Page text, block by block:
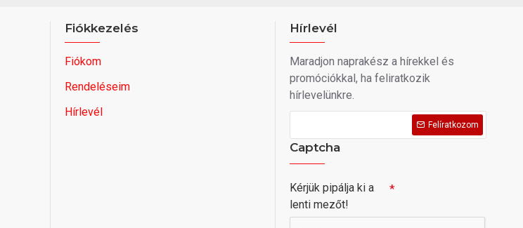
Fiókkezelés
Fiókom
Rendeléseim
Hírlevél
Hírlevél
Maradjon naprakész a hírekkel és
promóciókkal, ha feliratkozik
hírlevelünkre.
Felíratkozom
Captcha
Kérjük pipálja ki a
lenti mezőt!